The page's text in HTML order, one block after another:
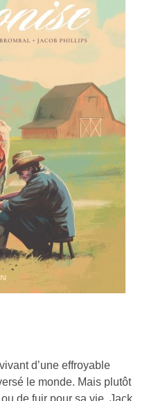
d’une effroyable
le monde. Mais plutôt
de fuir pour sa vie, Jack